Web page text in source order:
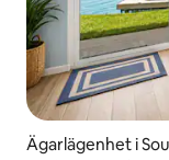
Ägarlägenhet i